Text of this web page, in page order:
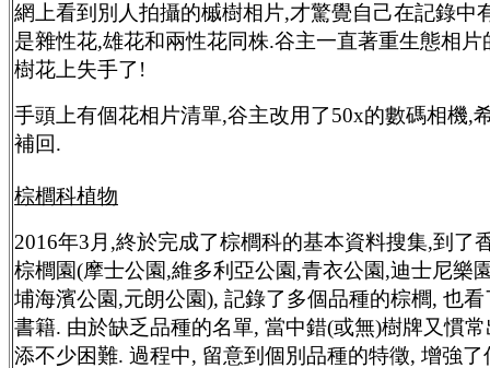
網上看到別人拍攝的槭樹相片,才驚覺自己在記錄中
是雜性花,雄花和兩性花同株.谷主一直著重生態相片
樹花上失手了!
手頭上有個花相片清單,谷主改用了50x的數碼相機,
補回.
棕櫚科植物
2016年3月,終於完成了棕櫚科的基本資料搜集,到了
棕櫚園(摩士公園,維多利亞公園,青衣公園,迪士尼樂
埔海濱公園,元朗公園), 記錄了多個品種的棕櫚, 也
書籍. 由於缺乏品種的名單, 當中錯(或無)樹牌又慣
添不少困難. 過程中, 留意到個別品種的特徵, 增強